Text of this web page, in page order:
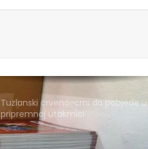
Tuzlanski crveno-crni do pobjede u
pripremnoj utakmici